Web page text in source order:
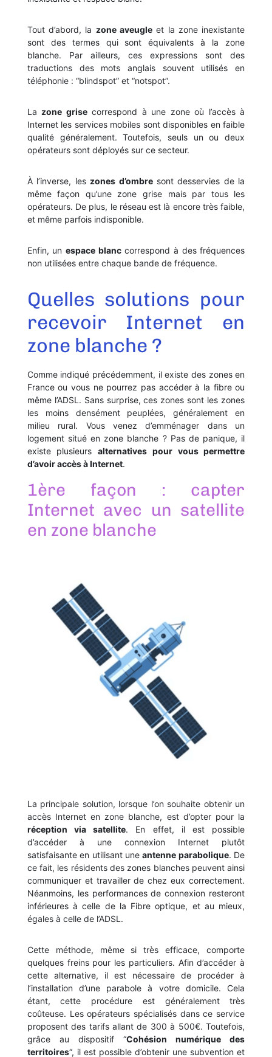
Tout d’abord, la zone aveugle et la zone inexistante
sont des termes qui sont équivalents à la zone
blanche. Par ailleurs, ces expressions sont des
traductions des mots anglais souvent utilisés en
téléphonie : “blindspot” et “notspot”.
Lazone grisecorrespond à une zone où l’accès à
Internet les services mobiles sont disponibles en faible
qualité généralement. Toutefois, seuls un ou deux
opérateurs sont déployés sur ce secteur.
À l’inverse, leszones d’ombresont desservies de la
même façon qu’une zone grise mais par tous les
opérateurs. De plus, le réseau est là encore très faible,
et même parfois indisponible.
Enfin, unespace blanccorrespond à des fréquences
non utilisées entre chaque bande de fréquence.
Quelles solutions pour
recevoir Internet en
zone blanche ?
Comme indiqué précédemment, il existe des zones en
France ou vous ne pourrez pas accéder à la fibre ou
même l’ADSL. Sans surprise, ces zones sont les zones
les moins densément peuplées, généralement en
milieu rural. Vous venez d’emménager dans un
logement situé en zone blanche ? Pas de panique, il
existe plusieursalternatives pour vous permettre
d’avoir accès à Internet.
1ère façon : capter
Internet avec un satellite
en zone blanche
La principale solution, lorsque l’on souhaite obtenir un
accès Internet en zone blanche, est d’opter pour la
réception via satellite. En effet, il est possible
d’accéder à une connexion Internet plutôt
satisfaisante en utilisant uneantenne parabolique. De
ce fait, les résidents des zones blanches peuvent ainsi
communiquer et travailler de chez eux correctement.
Néanmoins, les performances de connexion resteront
inférieures à celle de la Fibre optique, et au mieux,
égales à celle de l’ADSL.
Cette méthode, même si très efficace, comporte
quelques freins pour les particuliers. Afin d’accéder à
cette alternative, il est nécessaire de procéder à
l’installation d’une parabole à votre domicile. Cela
étant, cette procédure est généralement très
coûteuse. Les opérateurs spécialisés dans ce service
proposent des tarifs allant de 300 à 500€. Toutefois,
grâce au dispositif “Cohésion numérique des
territoires“, il est possible d’obtenir une subvention et